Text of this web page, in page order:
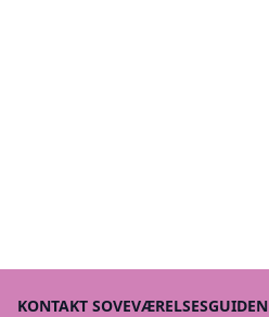
KONTAKT SOVEVÆRELSESGUIDEN